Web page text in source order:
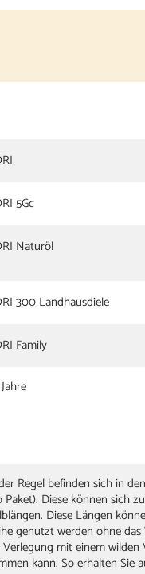
5Gc
Naturöl
300 Landhausdiele
Family
Regel befinden sich in
Paket). Diese können sich
Diese Längen
genutzt werden ohne
mit einem
kann. So erhalten Sie